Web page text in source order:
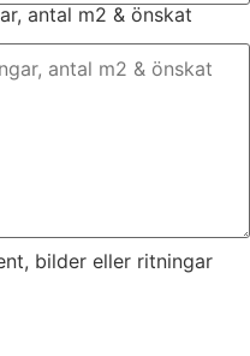
antal m2 & önskat
bilder eller ritningar